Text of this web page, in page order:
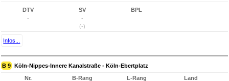
DTV
-
SV
-
(-)
BPL
Infos...
B 9 Köln-Nippes-Innere Kanalstraße - Köln-Ebertplatz
Nr.
B-Rang
L-Rang
Land